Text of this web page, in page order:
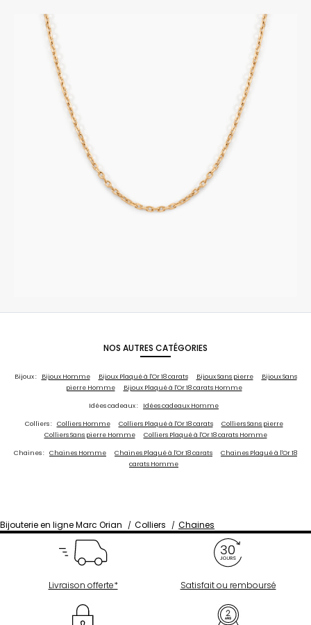
NOS AUTRES CATÉGORIES
Bijoux : Bijoux Homme Bijoux Plaqué à l'Or 18 carats Bijoux Sans pierre
Bijoux Sans
pierre Homme
Bijoux Plaqué à l'Or 18 carats Homme
Idées cadeaux : Idées cadeaux Homme
Colliers : Colliers Homme Colliers Plaqué à l'Or 18 carats
Colliers Sans pierre
Colliers Sans pierre Homme
Colliers Plaqué à l'Or 18 carats Homme
Chaines : Chaines Homme Chaines Plaqué à l'Or 18 carats
Chaines Plaqué à l'Or 18
carats Homme
Bijouterie en ligne Marc Orian Colliers Chaines
Livraison offerte* Satisfait ou remboursé